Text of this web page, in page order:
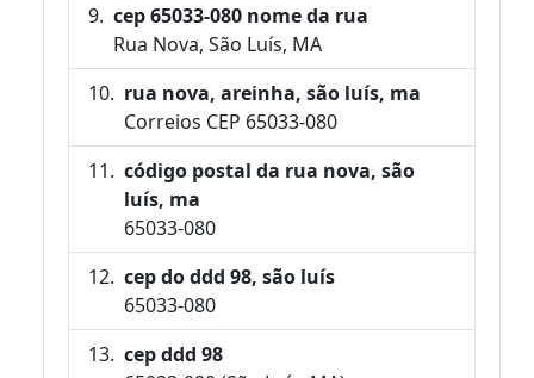
cep 65033-080 nome da rua
Rua Nova, São Luís, MA
rua nova, areinha, são luís, ma
Correios CEP 65033-080
código postal da rua nova, são
luís, ma
65033-080
cep do ddd 98, são luís
65033-080
cep ddd 98